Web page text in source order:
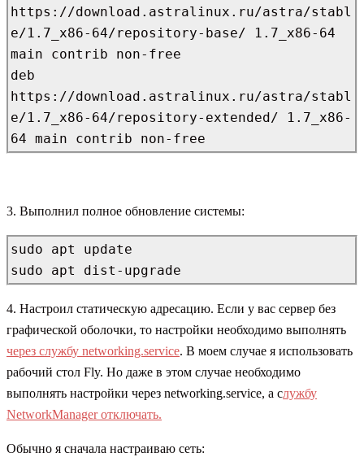
https://download.astralinux.ru/astra/stabl
e/1.7_x86-64/repository-base/ 1.7_x86-64
main contrib non-free
deb
https://download.astralinux.ru/astra/stabl
e/1.7_x86-64/repository-extended/ 1.7_x86-
64 main contrib non-free
3. Выполнил полное обновление системы:
sudo apt update
sudo apt dist-upgrade
4. Настроил статическую адресацию. Если у вас сервер без
графической оболочки, то настройки необходимо выполнять
через службу networking.service. В моем случае я использовать
рабочий стол Fly. Но даже в этом случае необходимо
выполнять настройки через networking.service, а службу
NetworkManager отключать.
Обычно я сначала настраиваю сеть: